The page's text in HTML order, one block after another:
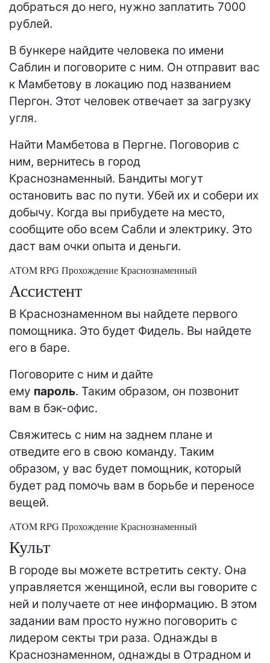
добраться до него, нужно заплатить 7000
рублей.
В бункере найдите человека по имени
Саблин и поговорите с ним. Он отправит вас
к Мамбетову в локацию под названием
Пергон. Этот человек отвечает за загрузку
угля.
Найти Мамбетова в Пергне. Поговорив с
ним, вернитесь в город
Краснознаменный. Бандиты могут
остановить вас по пути. Убей их и собери их
добычу. Когда вы прибудете на место,
сообщите обо всем Сабли и электрику. Это
даст вам очки опыта и деньги.
ATOM RPG Прохождение Краснознаменный
Ассистент
В Краснознаменном вы найдете первого
помощника. Это будет Фидель. Вы найдете
его в баре.
Поговорите с ним и дайте
ему пароль. Таким образом, он позвонит
вам в бэк-офис.
Свяжитесь с ним на заднем плане и
отведите его в свою команду. Таким
образом, у вас будет помощник, который
будет рад помочь вам в борьбе и переносе
вещей.
ATOM RPG Прохождение Краснознаменный
Культ
В городе вы можете встретить секту. Она
управляется женщиной, если вы говорите с
ней и получаете от нее информацию. В этом
задании вам просто нужно поговорить с
лидером секты три раза. Однажды в
Краснознаменном, однажды в Отрадном и